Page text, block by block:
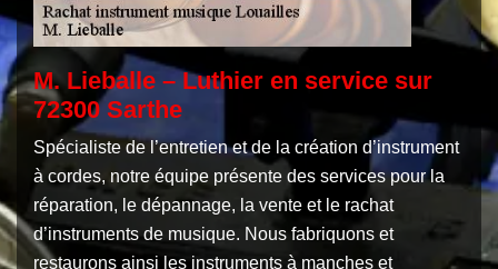
M. Lieballe – Luthier en service sur
72300 Sarthe
Spécialiste de l’entretien et de la création d’instrument
à cordes, notre équipe présente des services pour la
réparation, le dépannage, la vente et le rachat
d’instruments de musique. Nous fabriquons et
restaurons ainsi les instruments à manches et